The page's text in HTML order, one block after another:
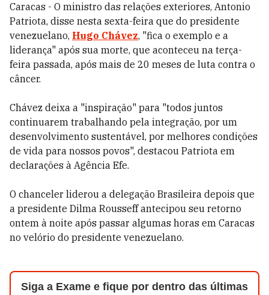
Caracas - O ministro das relações exteriores, Antonio
Patriota, disse nesta sexta-feira que do presidente
venezuelano, Hugo Chávez, "fica o exemplo e a
liderança" após sua morte, que aconteceu na terça-
feira passada, após mais de 20 meses de luta contra o
câncer.
Chávez deixa a "inspiração" para "todos juntos
continuarem trabalhando pela integração, por um
desenvolvimento sustentável, por melhores condições
de vida para nossos povos", destacou Patriota em
declarações à Agência Efe.
O chanceler liderou a delegação Brasileira depois que
a presidente Dilma Rousseff antecipou seu retorno
ontem à noite após passar algumas horas em Caracas
no velório do presidente venezuelano.
Siga a Exame e fique por dentro das últimas